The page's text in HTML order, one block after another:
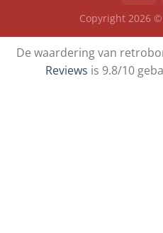
Copyright 2026 ©
De waardering van
Reviews is 9.8/10